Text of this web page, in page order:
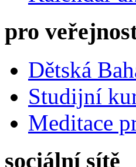
pro
Dětská
Studijní
Meditace
sociální sítě